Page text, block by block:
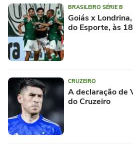
BRASILEIRO SÉRIE B
Goiás x
do Esporte, às
CRUZEIRO
A declaração de
do Cruzeiro